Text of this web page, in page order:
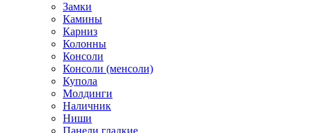
Замки
Камины
Карниз
Колонны
Консоли
Консоли (менсоли)
Купола
Молдинги
Наличник
Ниши
Панели гладкие